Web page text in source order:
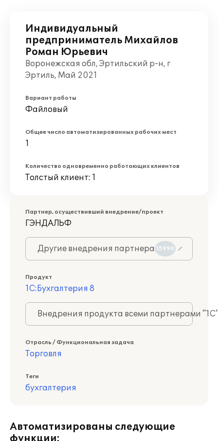
Индивидуальный
предприниматель Михайлов
Роман Юрьевич
Воронежская обл, Эртильский р-н, г
Эртиль, Май 2021
Вариант работы
Файловый
Общее число автоматизированных рабочих мест
1
Количество одновременно работающих клиентов
Толстый клиент: 1
Партнер, осуществивший внедрение/проект
ГЭНДАЛЬФ
Другие внедрения партнера 15990
Продукт
1С:Бухгалтерия 8
Внедрения продукта всеми партнерами
Отрасль / Функциональная задача
Торговля
Теги
бухгалтерия
Автоматизированы следующие
функции: